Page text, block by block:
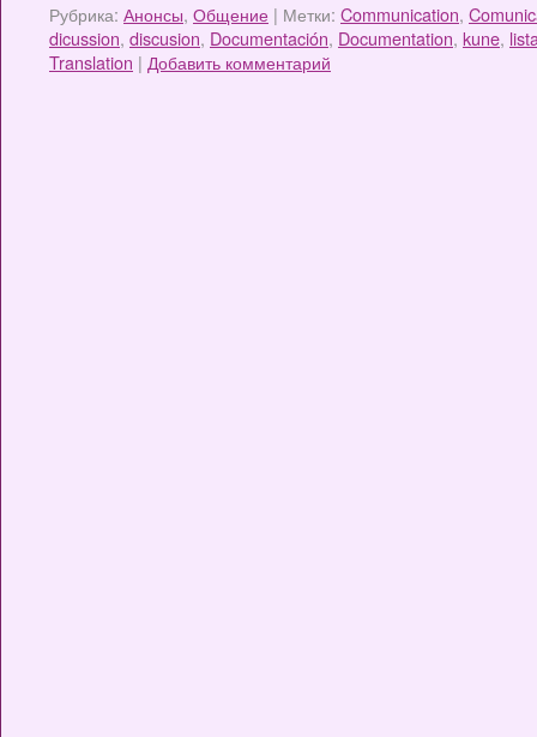
Рубрика: Анонсы, Общение | Метки: Communication,
dicussion, discusion, Documentación, Documentation, kune,
Translation | Добавить комментарий